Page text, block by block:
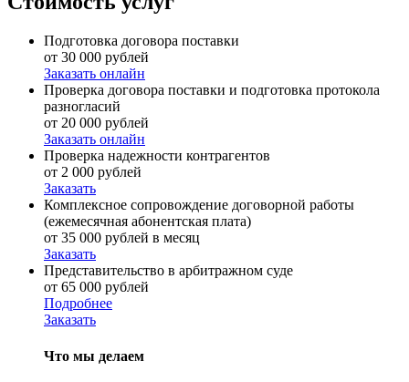
Подготовка договора поставки
от 30 000 рублей
Заказать онлайн
Проверка договора поставки и подготовка протокола
разногласий
от 20 000 рублей
Заказать онлайн
Проверка надежности контрагентов
от 2 000 рублей
Заказать
Комплексное сопровождение договорной работы
(ежемесячная абонентская плата)
от 35 000 рублей в месяц
Заказать
Представительство в арбитражном суде
от 65 000 рублей
Подробнее
Заказать
Что мы делаем